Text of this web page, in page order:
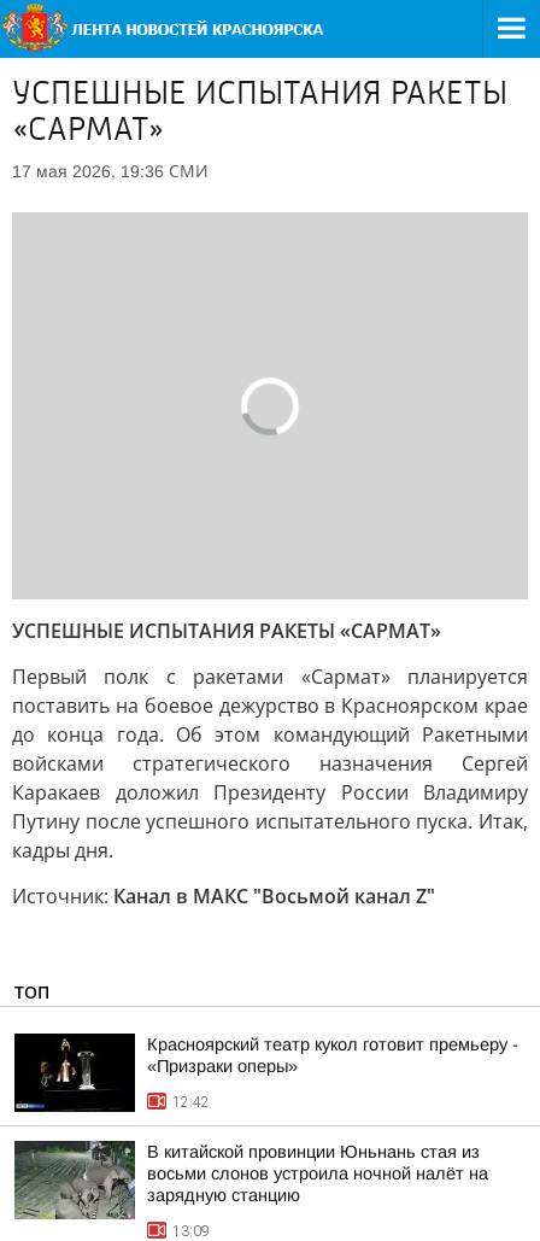
УСПЕШНЫЕ ИСПЫТАНИЯ РАКЕТЫ
«САРМАТ»
17 мая 2026, 19:36 СМИ
УСПЕШНЫЕ ИСПЫТАНИЯ РАКЕТЫ «САРМАТ»
Первый полк с ракетами «Сармат» планируется
поставить на боевое дежурство в Красноярском крае
до конца года. Об этом командующий Ракетными
войсками стратегического назначения Сергей
Каракаев доложил Президенту России Владимиру
Путину после успешного испытательного пуска. Итак,
кадры дня.
Источник: Канал в МАКС "Восьмой канал Z"
ТОП
Красноярский театр кукол готовит премьеру -
«Призраки оперы»
12:42
В китайской провинции Юньнань стая из
восьми слонов устроила ночной налёт на
зарядную станцию
13:09